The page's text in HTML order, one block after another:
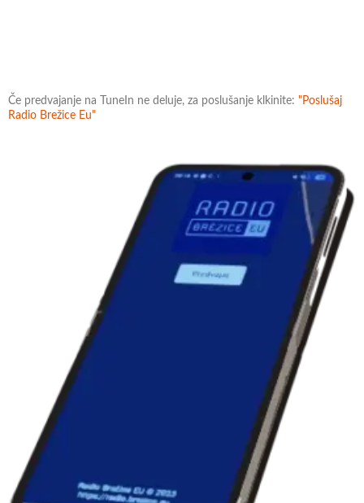
Če predvajanje na TuneIn ne deluje, za poslušanje klkinite: "Poslušaj
Radio Brežice Eu"